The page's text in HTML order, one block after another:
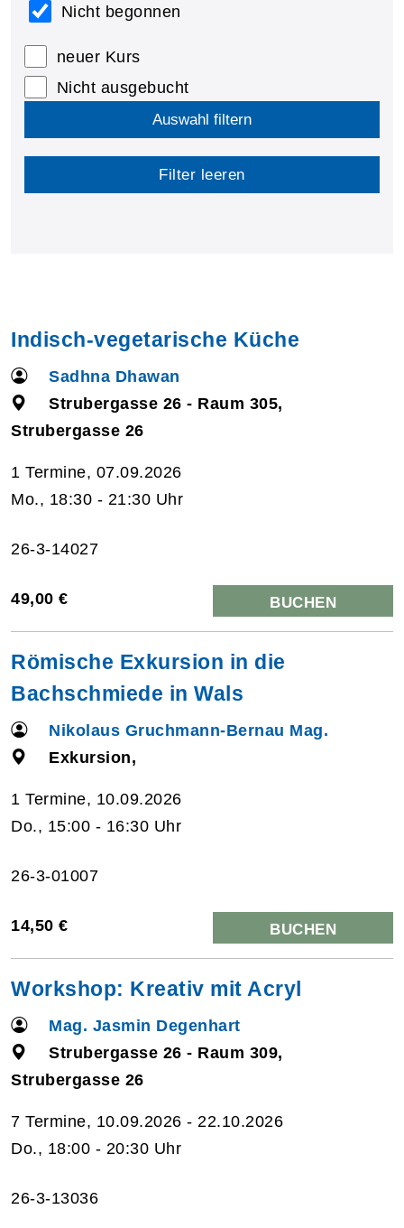
Nicht begonnen
neuer Kurs
Nicht ausgebucht
Auswahl filtern
Filter leeren
Indisch-vegetarische Küche
Sadhna Dhawan
Strubergasse 26 - Raum 305,
Strubergasse 26
1 Termine, 07.09.2026
Mo., 18:30 - 21:30 Uhr
26-3-14027
49,00 € BUCHEN
Römische Exkursion in die
Bachschmiede in Wals
Nikolaus Gruchmann-Bernau Mag.
Exkursion,
1 Termine, 10.09.2026
Do., 15:00 - 16:30 Uhr
26-3-01007
14,50 € BUCHEN
Workshop: Kreativ mit Acryl
Mag. Jasmin Degenhart
Strubergasse 26 - Raum 309,
Strubergasse 26
7 Termine, 10.09.2026 - 22.10.2026
Do., 18:00 - 20:30 Uhr
26-3-13036